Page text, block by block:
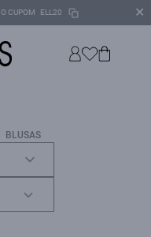
CUPOM ELL20 ✕
BLUSAS